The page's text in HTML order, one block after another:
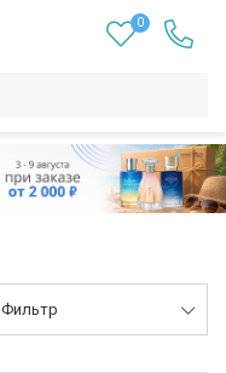
0
Фильтр